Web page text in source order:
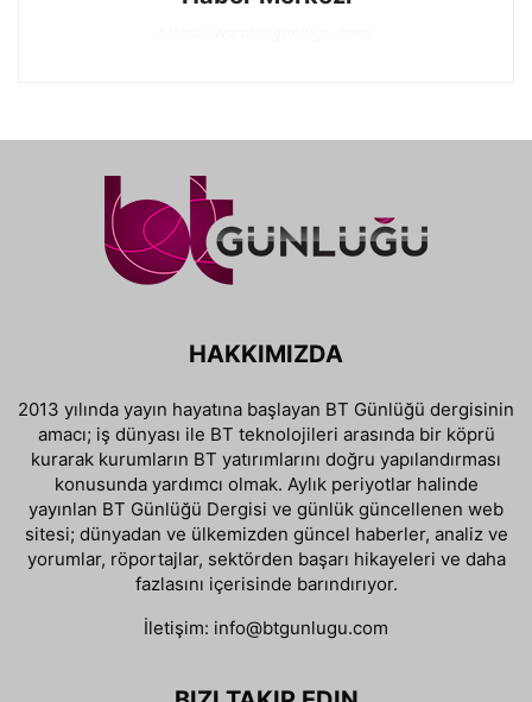
HAKKIMIZDA
2013 yılında yayın hayatına başlayan BT Günlüğü dergisinin
amacı; iş dünyası ile BT teknolojileri arasında bir köprü
kurarak kurumların BT yatırımlarını doğru yapılandırması
konusunda yardımcı olmak. Aylık periyotlar halinde
yayınlan BT Günlüğü Dergisi ve günlük güncellenen web
sitesi; dünyadan ve ülkemizden güncel haberler, analiz ve
yorumlar, röportajlar, sektörden başarı hikayeleri ve daha
fazlasını içerisinde barındırıyor.
İletişim: info@btgunlugu.com